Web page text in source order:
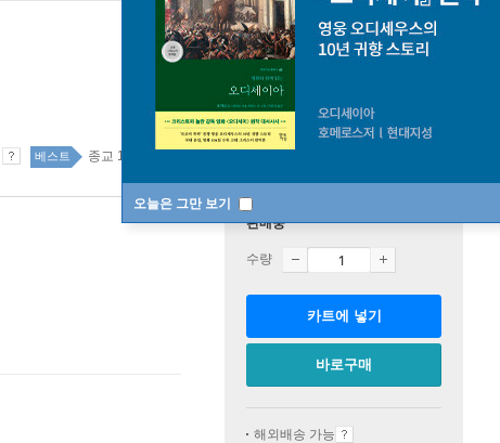
오늘은 그만 보기
베스트 종교 15위
판매중
수량
카트에 넣기
바로구매
해외배송 가능